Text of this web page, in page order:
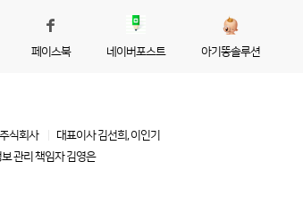
페이스북 네이버포스트 아기똥솔루션
식회사
대표이사 김선희, 이인기
관리 책임자김영은